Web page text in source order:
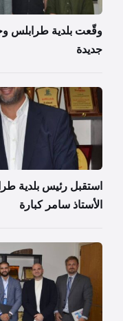
وقّعت بلدية طرابلس
جديدة
استقبل رئيس بلدية
الأستاذ سامر كبارة